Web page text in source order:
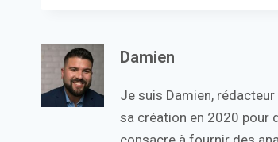
Damien
Je suis Damien,
sa création en 2020 pour